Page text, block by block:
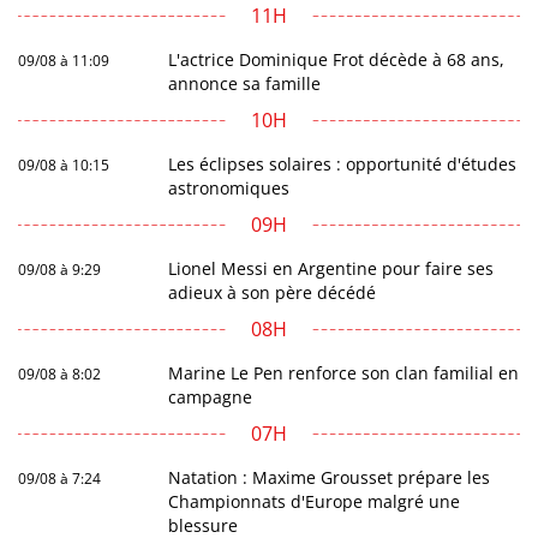
11H
09/08 à 11:09
L'actrice Dominique Frot décède à 68 ans,
annonce sa famille
10H
09/08 à 10:15
Les éclipses solaires : opportunité d'études
astronomiques
09H
09/08 à 9:29
Lionel Messi en Argentine pour faire ses
adieux à son père décédé
08H
09/08 à 8:02
Marine Le Pen renforce son clan familial en
campagne
07H
09/08 à 7:24
Natation : Maxime Grousset prépare les
Championnats d'Europe malgré une
blessure